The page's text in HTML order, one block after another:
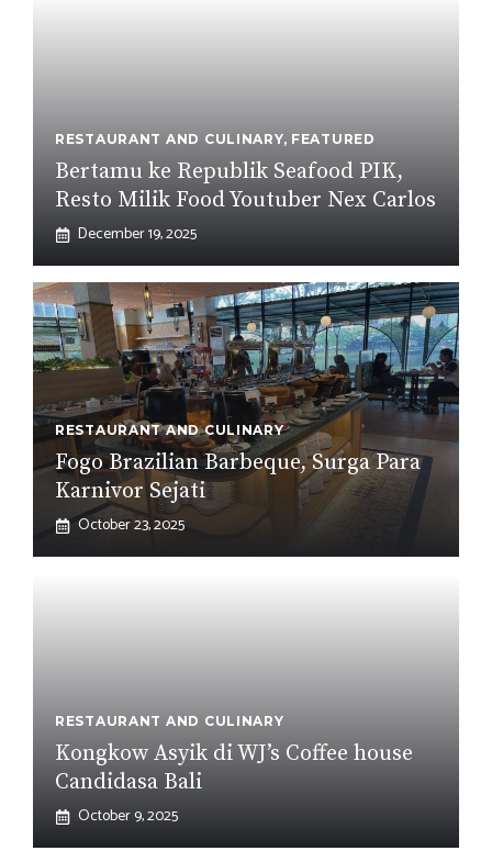
RESTAURANT AND CULINARY, FEATURED
Bertamu ke Republik Seafood PIK,
Resto Milik Food Youtuber Nex Carlos
December 19, 2025
RESTAURANT AND CULINARY
Fogo Brazilian Barbeque, Surga Para
Karnivor Sejati
October 23, 2025
RESTAURANT AND CULINARY
Kongkow Asyik di WJ’s Coffee house
Candidasa Bali
October 9, 2025